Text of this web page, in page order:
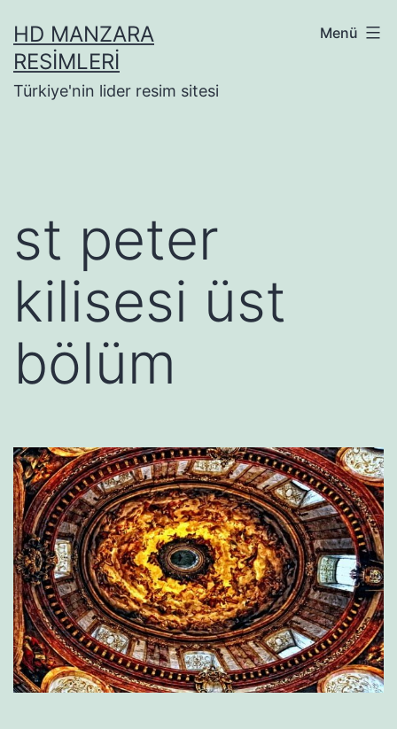
geçHD MANZARA
RESIMLERI
Türkiye'nin lider resim sitesi
Menü
st peter
kilisesi üst
bölüm